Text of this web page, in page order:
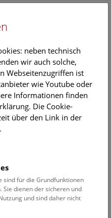
EN
und
neben technisch
wir auch solche,
Webseitenzugriffen ist
wie Youtube oder
Informationen finden
Die Cookie-
über den Link in der
sind für die Grundfunktionen
dienen der sicheren und
und sind daher nicht